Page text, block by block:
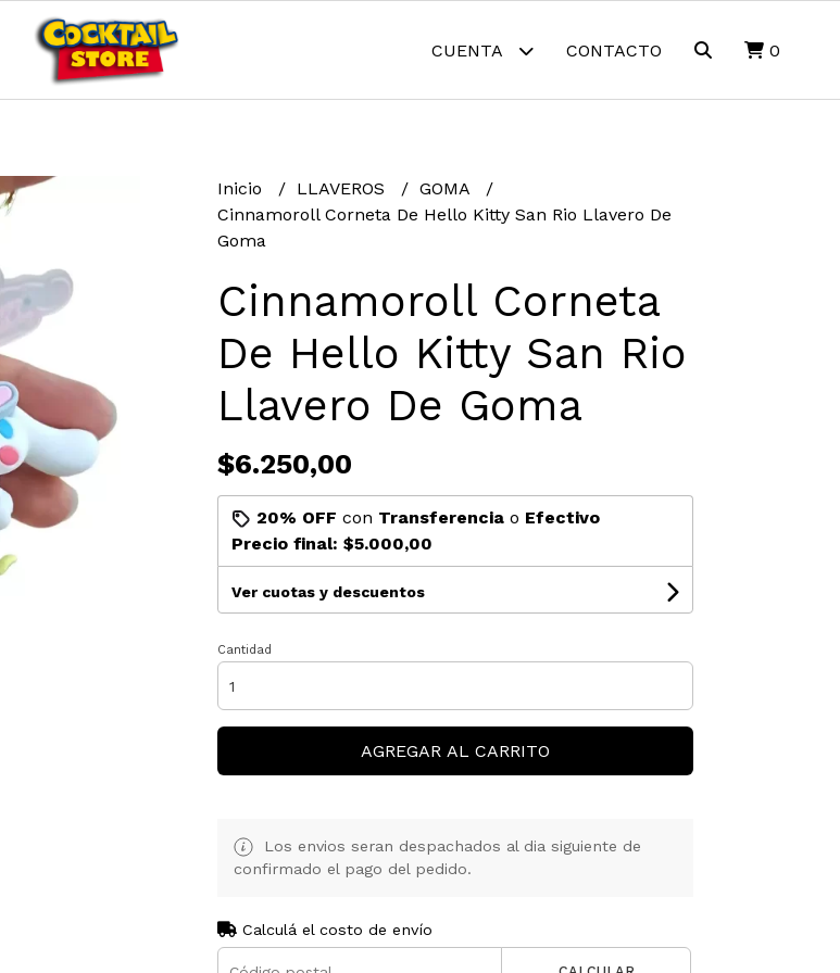
CUENTA CONTACTO 0
Inicio LLAVEROS
GOMA
Cinnamoroll Corneta De Hello Kitty San Rio Llavero De
Goma
Cinnamoroll Corneta
De Hello Kitty San Rio
Llavero De Goma
$6.250,00
20% OFF con Transferenciao Efectivo
Precio final: $5.000,00
Ver cuotas y descuentos
Cantidad
AGREGAR AL CARRITO
Los envios seran despachados al dia siguiente de
confirmado el pago del pedido.
Calculá el costo de envío